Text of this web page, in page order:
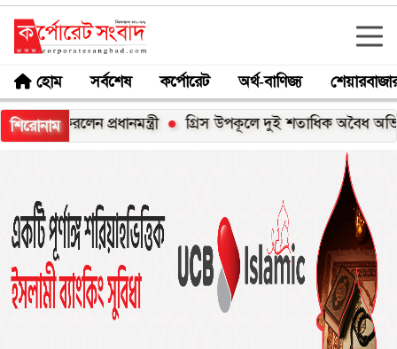
হোম সর্বশেষ কর্পোরেট অর্থ-বাণিজ্য
শিরোনাম
প্রধানমন্ত্রী গ্রিস উপকূলে দুই শতাধিক অবৈধ অভিবাসী